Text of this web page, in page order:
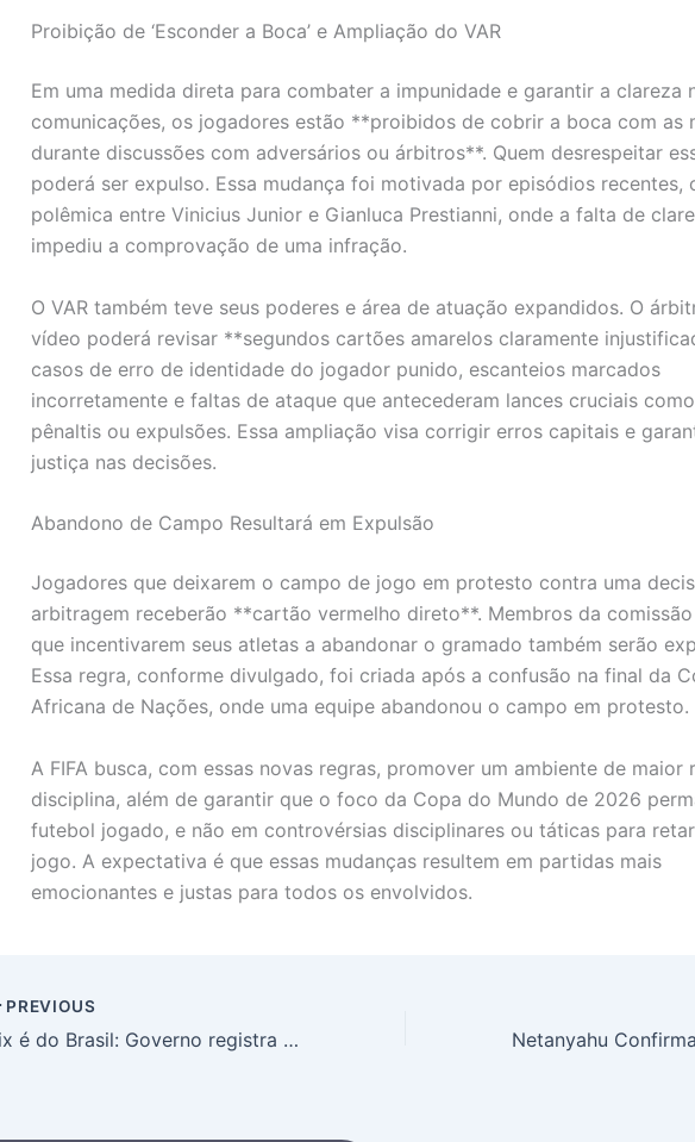
Proibição de ‘Esconder a Boca’ e Ampliação do VAR
Em uma medida direta para combater a impunidade e garantir a clareza
comunicações, os jogadores estão **proibidos de cobrir a boca com as
durante discussões com adversários ou árbitros**. Quem desrespeitar
poderá ser expulso. Essa mudança foi motivada por episódios recentes,
polêmica entre Vinicius Junior e Gianluca Prestianni, onde a falta de
impediu a comprovação de uma infração.
O VAR também teve seus poderes e área de atuação expandidos. O
vídeo poderá revisar **segundos cartões amarelos claramente
casos de erro de identidade do jogador punido, escanteios marcados
incorretamente e faltas de ataque que antecederam lances cruciais
pênaltis ou expulsões. Essa ampliação visa corrigir erros capitais e
justiça nas decisões.
Abandono de Campo Resultará em Expulsão
Jogadores que deixarem o campo de jogo em protesto contra uma
arbitragem receberão **cartão vermelho direto**. Membros da
que incentivarem seus atletas a abandonar o gramado também serão
Essa regra, conforme divulgado, foi criada após a confusão na final da
Africana de Nações, onde uma equipe abandonou o campo em protesto.
A FIFA busca, com essas novas regras, promover um ambiente de maior
disciplina, além de garantir que o foco da Copa do Mundo de 2026
futebol jogado, e não em controvérsias disciplinares ou táticas para
jogo. A expectativa é que essas mudanças resultem em partidas mais
emocionantes e justas para todos os envolvidos.
PREVIOUS
Pix é do Brasil: Governo registra marca e rebate críticas dos EUA sobre sistema de pagamentos